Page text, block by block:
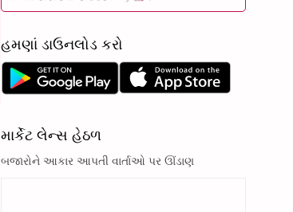
હમણાં ડાઉનલોડ કરો
માર્કેટ લેન્સ હેઠળ
બજારોને આકાર આપતી વાર્તાઓ પર ઊંડાણ